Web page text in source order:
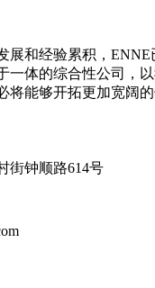
展和经验累积，
一体的综合性公司，
将能够开拓更加宽阔
街钟顺路614号